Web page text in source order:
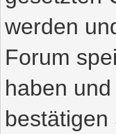
werden
Forum
haben